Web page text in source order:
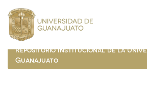
navigation
Repositorio Institucional de la
Guanajuato